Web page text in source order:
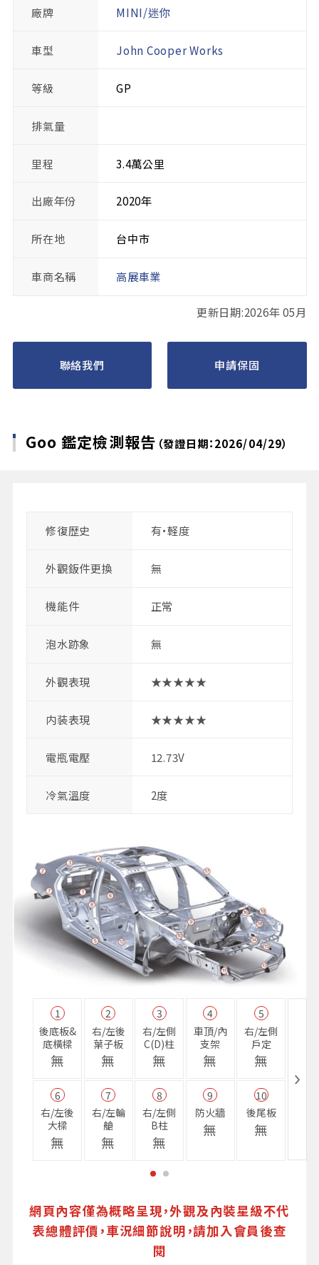
廠牌 MINI/迷你
車型 John Cooper Works
等級 GP
排氣量
里程 3.4萬公里
出廠年份 2020年
所在地 台中市
車商名稱 高展車業
更新日期:2026年 05月
聯絡我們 申請保固
Goo 鑑定檢測報告 （發證日期：2026/04/29）
修復歴史 有・軽度
外觀鈑件更換 無
機能件 正常
泡水跡象 無
外觀表現 ★★★★★
内装表現 ★★★★★
電瓶電壓 12.73V
冷氣溫度 2度
1
後底板&
底橫樑
無
2
右/左後
葉子板
無
3
右/左側
C(D)柱
無
4
車頂/內
支架
無
5
右/左側
戶定
無
6
右/左後
大樑
無
7
右/左輪
艙
無
8
右/左側
B柱
無
9
防火牆
無
10
後尾板
無
網頁內容僅為概略呈現，外觀及內裝星級不代
表總體評價，車況細節說明，請加入會員後查
閱